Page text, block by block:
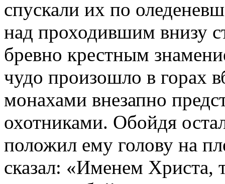
спускали их по
над проходившим внизу
бревно крестным
чудо произошло в горах
монахами внезапно
охотниками. Обойдя
положил ему голову на
сказал: «Именем Христа,